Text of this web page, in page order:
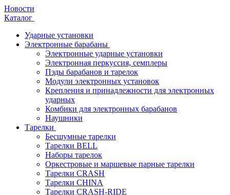
Новости
Каталог
Ударные установки
Электронные барабаны
Электронные ударные установки
Электронная перкуссия, семплеры
Пэды барабанов и тарелок
Модули электронных установок
Крепления и принадлежности для электронных
ударных
Комбики для электронных барабанов
Наушники
Тарелки
Бесшумные тарелки
Тарелки BELL
Наборы тарелок
Оркестровые и маршевые парные тарелки
Тарелки CRASH
Тарелки CHINA
Тарелки CRASH-RIDE